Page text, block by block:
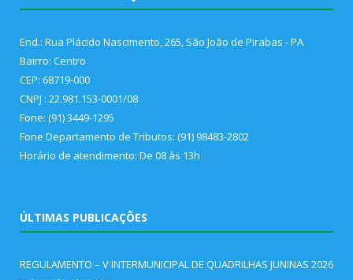
End.: Rua Plácido Nascimento, 265, São João de Pirabas - PA
Bairro: Centro
CEP: 68719-000
CNPJ : 22.981.153-0001/08
Fone: (91) 3449-1295
Fone Departamento de Tributos: (91) 98483-2802
Horário de atendimento: De 08 às 13h
ÚLTIMAS PUBLICAÇÕES
REGULAMENTO – V INTERMUNICIPAL DE QUADRILHAS JUNINAS 2026